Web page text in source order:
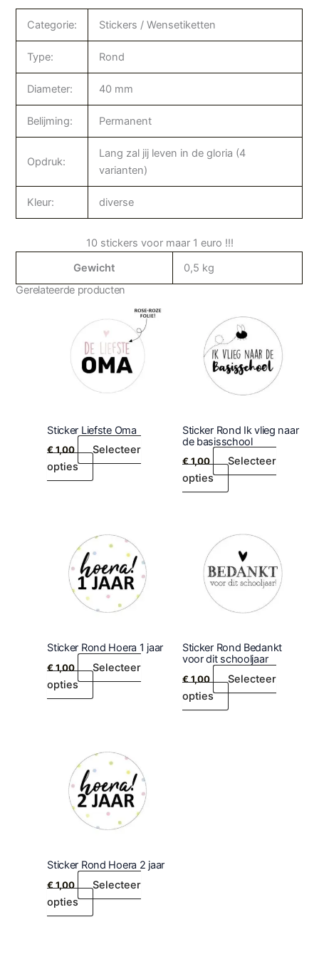
Categorie: Stickers / Wensetiketten
Type: Rond
Diameter: 40 mm
Belijming: Permanent
Opdruk:
Lang zal jij leven in de gloria (4
varianten)
Kleur: diverse
10 stickers voor maar 1 euro !!!
Gewicht
0,5 kg
Gerelateerde producten
Sticker Liefste Oma
€1,00
Selecteer
opties
Sticker Rond Ik vlieg naar
de basisschool
€1,00
Selecteer
opties
Sticker Rond Hoera 1 jaar
€1,00
Selecteer
opties
Sticker Rond Bedankt
voor dit schooljaar
€1,00
Selecteer
opties
Sticker Rond Hoera 2 jaar
€1,00
Selecteer
opties